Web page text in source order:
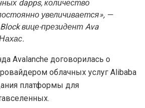
dapps, количество
увеличивается», —
вице-президент Ava
Avalanche договорилась о
облачных услуг Alibaba
платформы для